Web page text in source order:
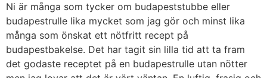
Ni är många som tycker om budapeststubbe eller
budapestrulle lika mycket som jag gör och minst lika
många som önskat ett nötfritt recept på
budapestbakelse. Det har tagit sin lilla tid att ta fram
det godaste receptet på en budapestrulle utan nötter